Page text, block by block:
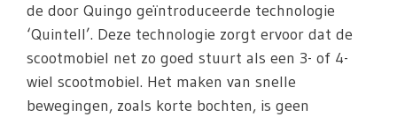
de door Quingo geïntroduceerde technologie
‘Quintell’. Deze technologie zorgt ervoor dat de
scootmobiel net zo goed stuurt als een 3- of 4-
wiel scootmobiel. Het maken van snelle
bewegingen, zoals korte bochten, is geen